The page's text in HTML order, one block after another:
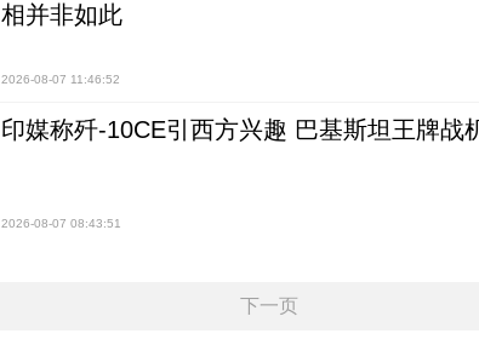
相并非如此
2026-08-07 11:46:52
印媒称歼-10CE引西方兴趣 巴基斯坦王牌战
2026-08-07 08:43:51
下一页